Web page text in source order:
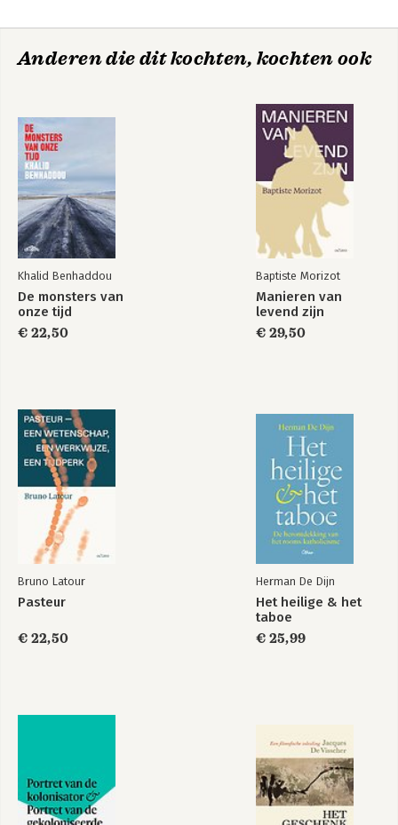
Anderen die dit kochten, kochten ook
Khalid Benhaddou
De monsters van
onze tijd
€ 22,50
Baptiste Morizot
Manieren van
levend zijn
€ 29,50
Bruno Latour
Pasteur
€ 22,50
Herman De Dijn
Het heilige & het
taboe
€ 25,99